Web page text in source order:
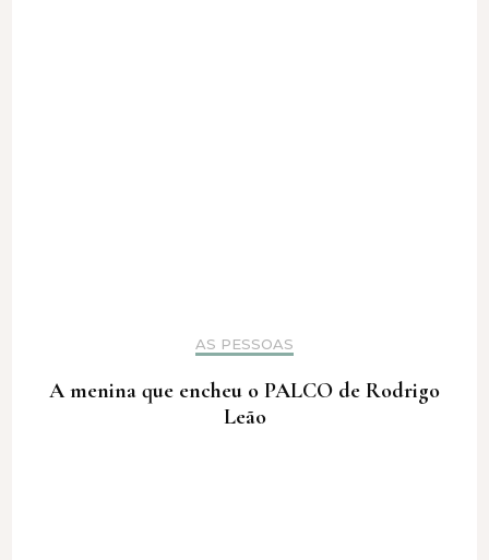
AS PESSOAS
A menina que encheu o PALCO de Rodrigo
Leão